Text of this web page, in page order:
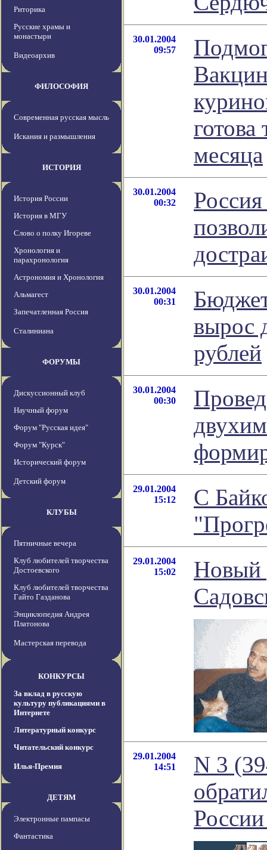
Риторика
Русские храмы и
монастыри
Видеоархив
ФИЛОСОФИЯ
Современная русская мысль
Искания и размышления
ИСТОРИЯ
История России
История в МГУ
Слово о полку Игореве
Хронология и
парахронология
Астрономия и Хронология
Альмагест
Запечатленная Россия
Сталиниана
ФОРУМЫ
Дискуссионный клуб
Научный форум
Форум "Русская идея"
Форум "Курск"
Исторический форум
Детский форум
КЛУБЫ
Пятничные вечера
Клуб любителей творчества
Достоевского
Клуб любителей творчества
Гайто Газданова
Энциклопедия Андрея
Платонова
Мастерская перевода
КОНКУРСЫ
За вклад в русскую
культуру публикациями в
Интернете
Литературный конкурс
Читательский конкурс
Илья-Премия
ДЕТЯМ
Электронные пампасы
Фантастика
30.01.2004
09:57
готова
месяца
30.01.2004
00:32
30.01.2004
00:31
вырос
рублей
30.01.2004
00:30
29.01.2004
15:12
С
29.01.2004
15:02
Новый
29.01.2004
14:51
N 3